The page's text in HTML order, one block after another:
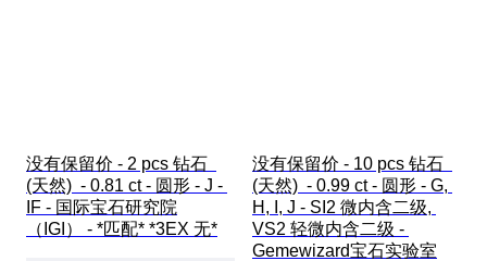
没有保留价 - 2 pcs 钻石
(天然)  - 0.81 ct - 圆形 - J -
IF - 国际宝石研究院
（IGI） - *匹配* *3EX 无*
没有保留价 - 10 pcs 钻石
(天然)  - 0.99 ct - 圆形 - G,
H, I, J - SI2 微内含二级,
VS2 轻微内含二级 -
Gemewizard宝石实验室